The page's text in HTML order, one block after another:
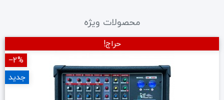
محصولات ویژه
حراج!
‎−2%
جدید